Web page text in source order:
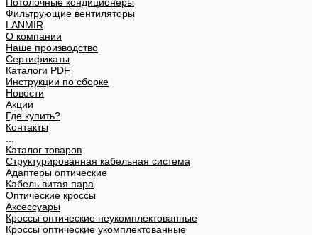
Фильтрующие вентиляторы
LANMIR
О компании
Наше производство
Сертификаты
Каталоги PDF
Инструкции по сборке
Новости
Акции
Где купить?
Контакты
Каталог товаров
Структурированная кабельная система
Адаптеры оптические
Кабель витая пара
Оптические кроссы
Аксессуары
Кроссы оптические неукомплектованные
Кроссы оптические укомплектованные